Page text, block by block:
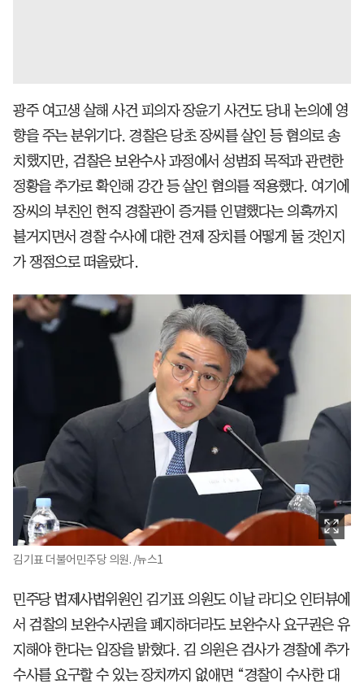
광주 여고생 살해 사건 피의자 장윤기 사건도 당내 논의에 영
향을 주는 분위기다. 경찰은 당초 장씨를 살인 등 혐의로 송
치했지만, 검찰은 보완수사 과정에서 성범죄 목적과 관련한
정황을 추가로 확인해 강간 등 살인 혐의를 적용했다. 여기에
장씨의 부친인 현직 경찰관이 증거를 인멸했다는 의혹까지
불거지면서 경찰 수사에 대한 견제 장치를 어떻게 둘 것인지
가 쟁점으로 떠올랐다.
김기표 더불어민주당 의원. /뉴스1
민주당 법제사법위원인 김기표 의원도 이날 라디오 인터뷰에
서 검찰의 보완수사권을 폐지하더라도 보완수사 요구권은 유
지해야 한다는 입장을 밝혔다. 김 의원은 검사가 경찰에 추가
수사를 요구할 수 있는 장치까지 없애면 “경찰이 수사한 대